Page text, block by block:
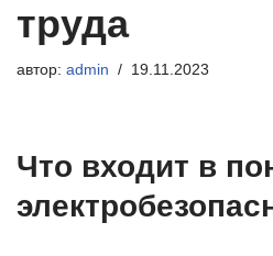
труда
автор: admin 19.11.2023
Что входит в